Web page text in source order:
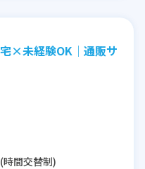
×未経験OK│通販サ
時間交替制)